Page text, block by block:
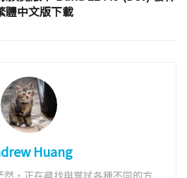
體中文版下載
Huang